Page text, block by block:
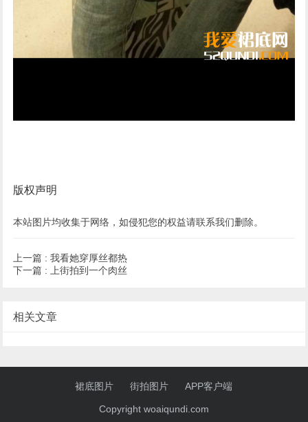
版权声明
本站图片均收集于网络，如侵犯您的权益请联系我们删除。
上一篇 : 我看她穿厚丝都热
下一篇 : 上街拍到一个肉丝
相关文章
裙底图片 街拍图片 APP客户端
Copyright woaiqundi.com